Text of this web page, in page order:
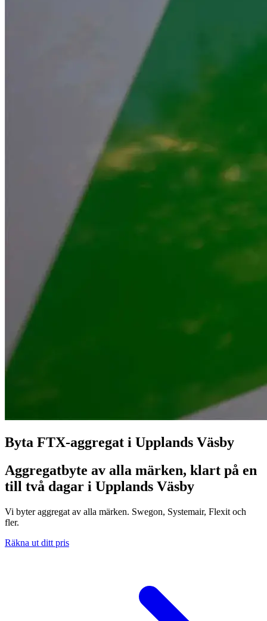
Byta FTX-aggregat i Upplands Väsby
Aggregatbyte av alla märken, klart på en
till två dagar i Upplands Väsby
Vi byter aggregat av alla märken. Swegon, Systemair, Flexit och
fler.
Räkna ut ditt pris